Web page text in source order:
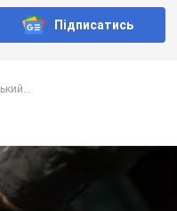
Підписатись